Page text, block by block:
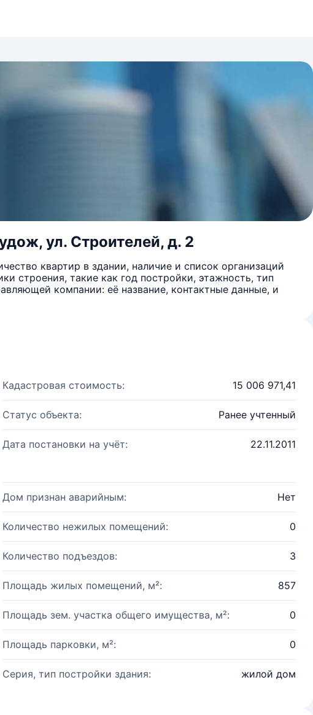
ул. Строителей, д. 2
квартир в здании, наличие и список организаций
строения, такие как год постройки, этажность, тип
компании: её название, контактные данные, и
Кадастровая стоимость: 15 006 971,41
Статус объекта: Ранее учтенный
Дата постановки на учёт: 22.11.2011
Дом признан аварийным: Нет
Количество нежилых помещений: 0
Количество подъездов: 3
Площадь жилых помещений, м²: 857
Площадь зем. участка общего имущества, м²: 0
Площадь парковки, м²: 0
Серия, тип постройки здания: жилой дом